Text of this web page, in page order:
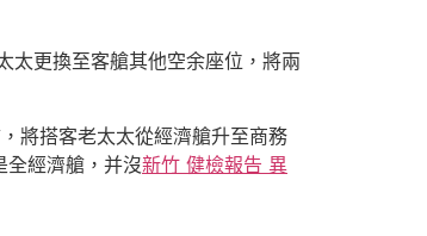
太更換至客艙其他空余座位，將兩
將搭客老太太從經濟艙升至商務
全經濟艙，并沒新竹 健檢報告 異